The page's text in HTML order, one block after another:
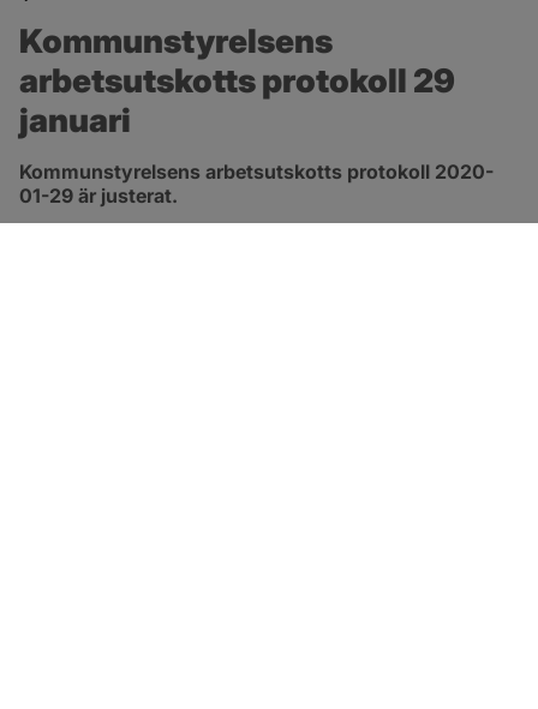
Kommunstyrelsens
arbetsutskotts protokoll 29
januari
Kommunstyrelsens arbetsutskotts protokoll 2020-
01-29 är justerat.